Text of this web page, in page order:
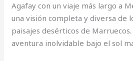
Agafay con un viaje más largo a
una visión completa y diversa de
paisajes desérticos de
aventura inolvidable bajo el sol